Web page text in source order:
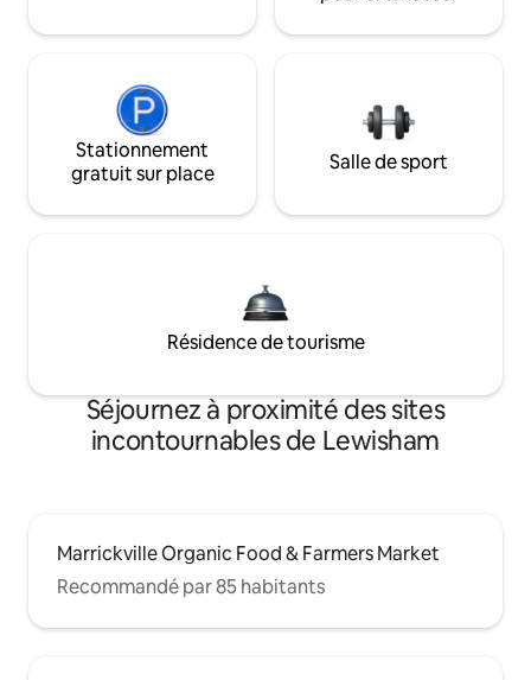
Stationnement
gratuit sur place
Salle de sport
Résidence de tourisme
Séjournez à proximité des sites
incontournables de Lewisham
Marrickville Organic Food & Farmers Market
Recommandé par 85 habitants